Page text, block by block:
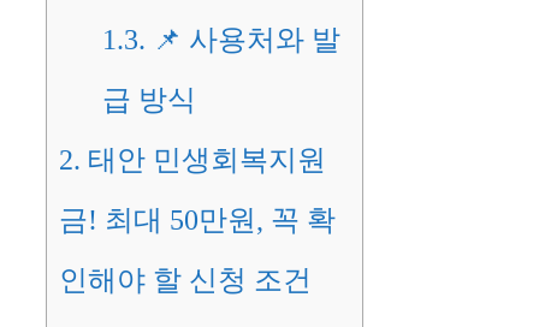
1.3. 📌 사용처와 발
급 방식
2. 태안 민생회복지원
금! 최대 50만원, 꼭 확
인해야 할 신청 조건